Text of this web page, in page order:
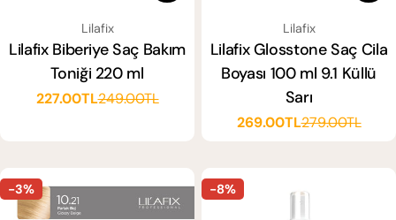
SATICI:
Lilafix
Lilafix Biberiye Saç Bakım
Toniği 220 ml
Satış
227.00TLNormal
249.00TL
SATICI:
Lilafix
Lilafix Glosstone Saç Cila
Boyası 100 ml 9.1 Küllü
Sarı
Satış
269.00TLNormal
279.00TL
-3% -8%